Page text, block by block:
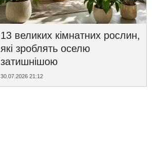
13 великих кімнатних рослин,
які зроблять оселю
затишнішою
30.07.2026 21:12